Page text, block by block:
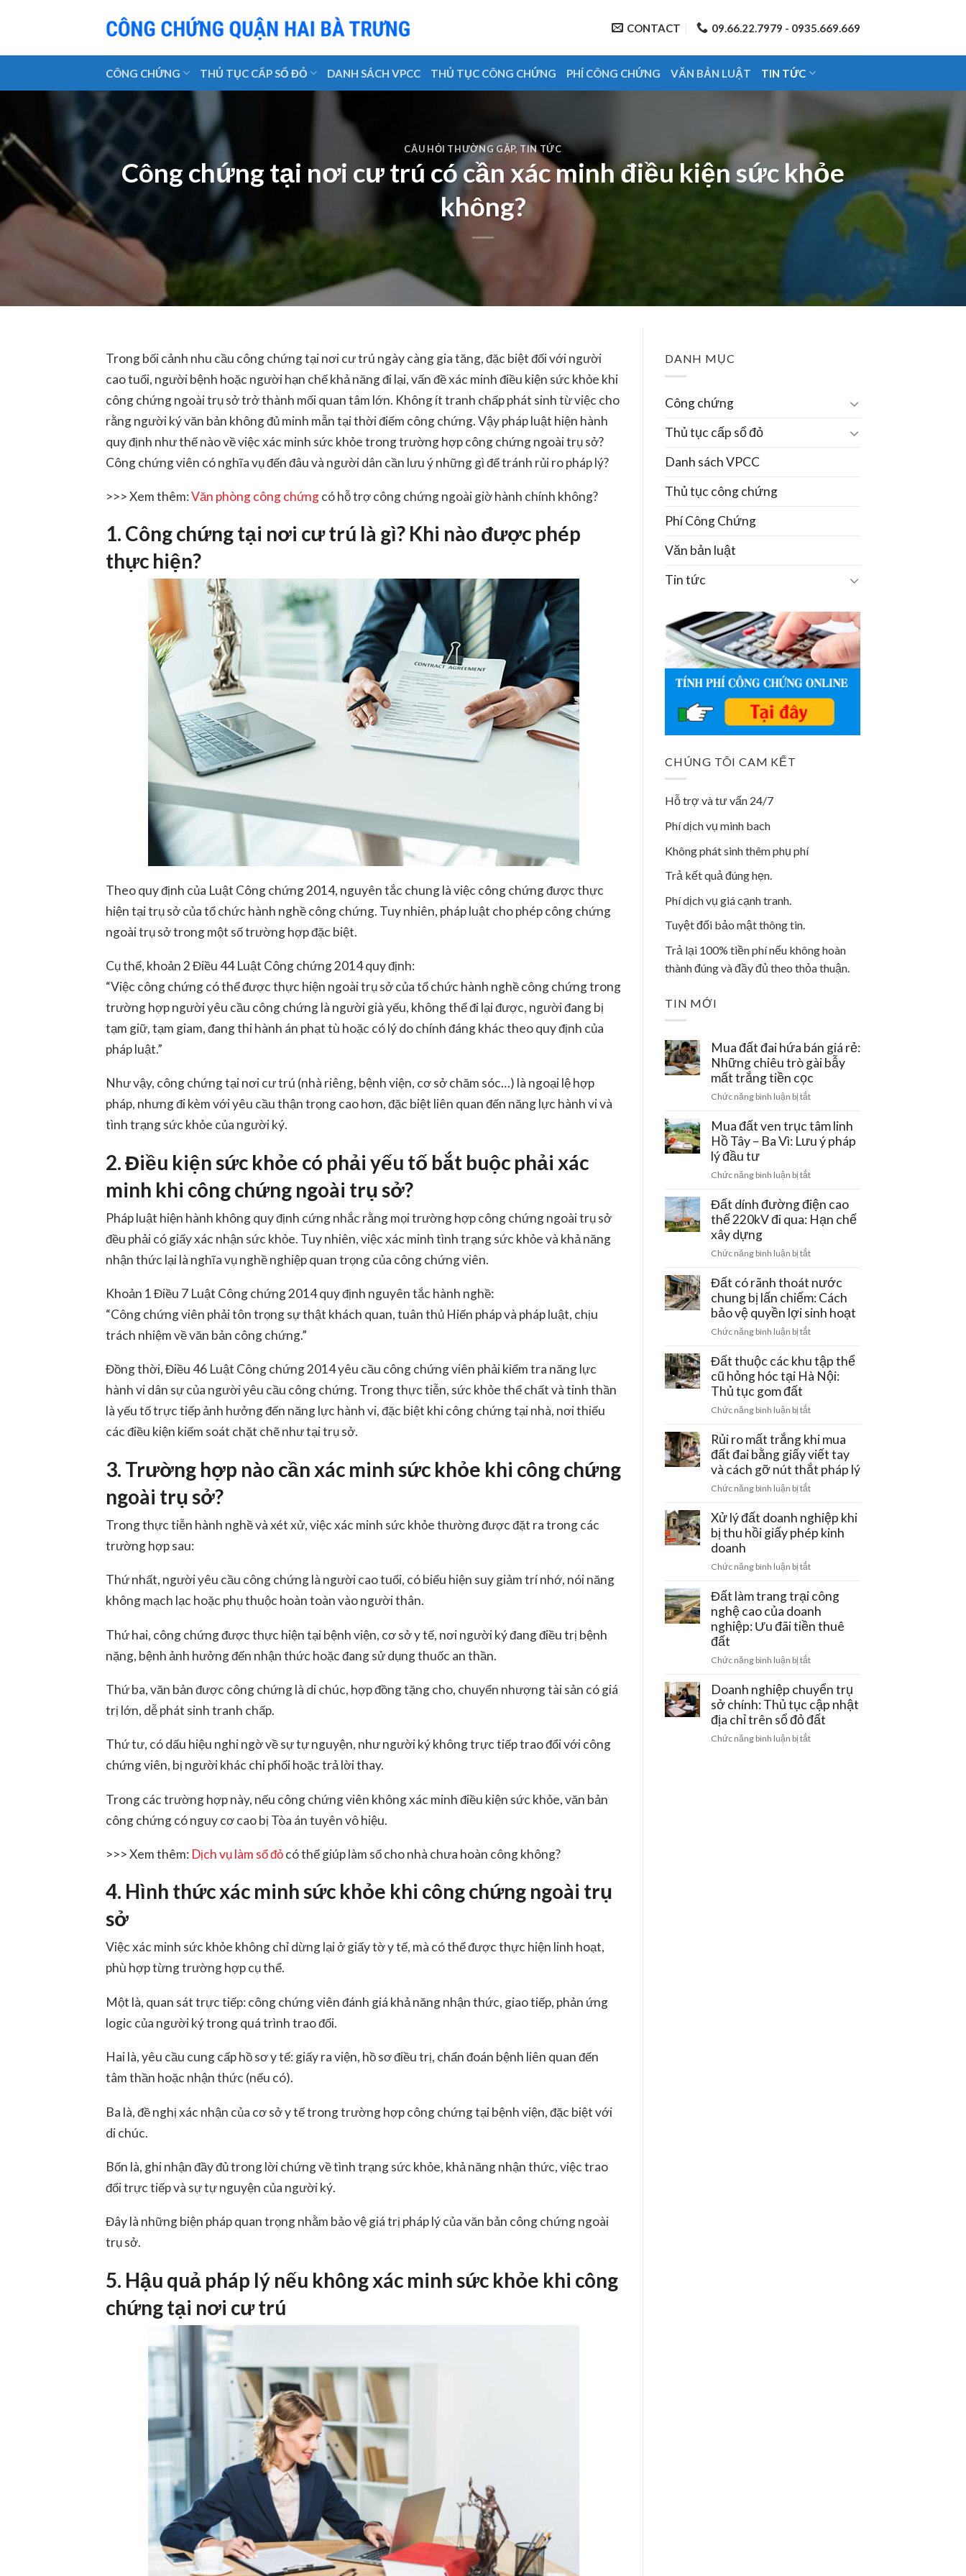
CONTACT 09.66.22.7979 - 0935.669.669
CÔNG CHỨNG THỦ TỤC CẤP SỔ ĐỎ DANH SÁCH VPCC THỦ TỤC CÔNG CHỨNG PHÍ CÔNG CHỨNG VĂN BẢN LUẬT TIN TỨC
CÂU HỎI THƯỜNG GẶP, TIN TỨC
Công chứng tại nơi cư trú có cần xác minh điều kiện sức khỏe
không?
Trong bối cảnh nhu cầu công chứng tại nơi cư trú ngày càng gia tăng, đặc biệt đối với người
cao tuổi, người bệnh hoặc người hạn chế khả năng đi lại, vấn đề xác minh điều kiện sức khỏe khi
công chứng ngoài trụ sở trở thành mối quan tâm lớn. Không ít tranh chấp phát sinh từ việc cho
rằng người ký văn bản không đủ minh mẫn tại thời điểm công chứng. Vậy pháp luật hiện hành
quy định như thế nào về việc xác minh sức khỏe trong trường hợp công chứng ngoài trụ sở?
Công chứng viên có nghĩa vụ đến đâu và người dân cần lưu ý những gì để tránh rủi ro pháp lý?
>>> Xem thêm:Văn phòng công chứngcó hỗ trợ công chứng ngoài giờ hành chính không?
1. Công chứng tại nơi cư trú là gì? Khi nào được phép
thực hiện?
Theo quy định của Luật Công chứng 2014, nguyên tắc chung là việc công chứng được thực
hiện tại trụ sở của tổ chức hành nghề công chứng. Tuy nhiên, pháp luật cho phép công chứng
ngoài trụ sở trong một số trường hợp đặc biệt.
Cụ thể, khoản 2 Điều 44 Luật Công chứng 2014 quy định:
“Việc công chứng có thể được thực hiện ngoài trụ sở của tổ chức hành nghề công chứng trong
trường hợp người yêu cầu công chứng là người già yếu, không thể đi lại được, người đang bị
tạm giữ, tạm giam, đang thi hành án phạt tù hoặc có lý do chính đáng khác theo quy định của
pháp luật.”
Như vậy, công chứng tại nơi cư trú (nhà riêng, bệnh viện, cơ sở chăm sóc…) là ngoại lệ hợp
pháp, nhưng đi kèm với yêu cầu thận trọng cao hơn, đặc biệt liên quan đến năng lực hành vi và
tình trạng sức khỏe của người ký.
2. Điều kiện sức khỏe có phải yếu tố bắt buộc phải xác
minh khi công chứng ngoài trụ sở?
Pháp luật hiện hành không quy định cứng nhắc rằng mọi trường hợp công chứng ngoài trụ sở
đều phải có giấy xác nhận sức khỏe. Tuy nhiên, việc xác minh tình trạng sức khỏe và khả năng
nhận thức lại là nghĩa vụ nghề nghiệp quan trọng của công chứng viên.
Khoản 1 Điều 7 Luật Công chứng 2014 quy định nguyên tắc hành nghề:
“Công chứng viên phải tôn trọng sự thật khách quan, tuân thủ Hiến pháp và pháp luật, chịu
trách nhiệm về văn bản công chứng.”
Đồng thời, Điều 46 Luật Công chứng 2014 yêu cầu công chứng viên phải kiểm tra năng lực
hành vi dân sự của người yêu cầu công chứng. Trong thực tiễn, sức khỏe thể chất và tinh thần
là yếu tố trực tiếp ảnh hưởng đến năng lực hành vi, đặc biệt khi công chứng tại nhà, nơi thiếu
các điều kiện kiểm soát chặt chẽ như tại trụ sở.
3. Trường hợp nào cần xác minh sức khỏe khi công chứng
ngoài trụ sở?
Trong thực tiễn hành nghề và xét xử, việc xác minh sức khỏe thường được đặt ra trong các
trường hợp sau:
Thứ nhất, người yêu cầu công chứng là người cao tuổi, có biểu hiện suy giảm trí nhớ, nói năng
không mạch lạc hoặc phụ thuộc hoàn toàn vào người thân.
Thứ hai, công chứng được thực hiện tại bệnh viện, cơ sở y tế, nơi người ký đang điều trị bệnh
nặng, bệnh ảnh hưởng đến nhận thức hoặc đang sử dụng thuốc an thần.
Thứ ba, văn bản được công chứng là di chúc, hợp đồng tặng cho, chuyển nhượng tài sản có giá
trị lớn, dễ phát sinh tranh chấp.
Thứ tư, có dấu hiệu nghi ngờ về sự tự nguyện, như người ký không trực tiếp trao đổi với công
chứng viên, bị người khác chi phối hoặc trả lời thay.
Trong các trường hợp này, nếu công chứng viên không xác minh điều kiện sức khỏe, văn bản
công chứng có nguy cơ cao bị Tòa án tuyên vô hiệu.
>>> Xem thêm: Dịch vụ làm sổ đỏcó thể giúp làm sổ cho nhà chưa hoàn công không?
4. Hình thức xác minh sức khỏe khi công chứng ngoài trụ
sở
Việc xác minh sức khỏe không chỉ dừng lại ở giấy tờ y tế, mà có thể được thực hiện linh hoạt,
phù hợp từng trường hợp cụ thể.
Một là, quan sát trực tiếp: công chứng viên đánh giá khả năng nhận thức, giao tiếp, phản ứng
logic của người ký trong quá trình trao đổi.
Hai là, yêu cầu cung cấp hồ sơ y tế: giấy ra viện, hồ sơ điều trị, chẩn đoán bệnh liên quan đến
tâm thần hoặc nhận thức (nếu có).
Ba là, đề nghị xác nhận của cơ sở y tế trong trường hợp công chứng tại bệnh viện, đặc biệt với
di chúc.
Bốn là, ghi nhận đầy đủ trong lời chứng về tình trạng sức khỏe, khả năng nhận thức, việc trao
đổi trực tiếp và sự tự nguyện của người ký.
Đây là những biện pháp quan trọng nhằm bảo vệ giá trị pháp lý của văn bản công chứng ngoài
trụ sở.
5. Hậu quả pháp lý nếu không xác minh sức khỏe khi công
chứng tại nơi cư trú
DANH MỤC
Công chứng
Thủ tục cấp sổ đỏ
Danh sách VPCC
Thủ tục công chứng
Phí Công Chứng
Văn bản luật
Tin tức
CHÚNG TÔI CAM KẾT
Hỗ trợ và tư vấn 24/7
Phí dịch vụ minh bach
Không phát sinh thêm phụ phí
Trả kết quả đúng hẹn.
Phí dịch vụ giá cạnh tranh.
Tuyệt đối bảo mật thông tin.
Trả lại 100% tiền phí nếu không hoàn
thành đúng và đầy đủ theo thỏa thuận.
TIN MỚI
Mua đất đai hứa bán giá rẻ:
Những chiêu trò gài bẫy
mất trắng tiền cọc
Chức năng bình luận bị tắtở
đất
đai
hứa
giá
Những
chiêu
bẫy
trắng
tiền
cọc
Mua đất ven trục tâm linh
Hồ Tây – Ba Vì: Lưu ý pháp
lý đầu tư
Chức năng bình luận bị tắtở
đất
ven
trục
linh
Tây
–
Ba
Lưu
pháp
lý
tư
Đất dính đường điện cao
thế 220kV đi qua: Hạn chế
xây dựng
Chức năng bình luận bị tắtở
dính
đường
điện
cao
thế
đi
qua:
xây
Đất có rãnh thoát nước
chung bị lấn chiếm: Cách
bảo vệ quyền lợi sinh hoạt
Chức năng bình luận bị tắtở
có
rãnh
thoát
chung
lấn
chiếm:
Cách
vệ
lợi
sinh
Đất thuộc các khu tập thể
cũ hỏng hóc tại Hà Nội:
Thủ tục gom đất
Chức năng bình luận bị tắtở
thuộc
các
khu
tập
thể
hỏng
hóc
Nội:
tục
gom
đất
Rủi ro mất trắng khi mua
đất đai bằng giấy viết tay
và cách gỡ nút thắt pháp lý
Chức năng bình luận bị tắtở
ro
mất
trắng
mua
đai
bằng
giấy
và
gỡ
nút
thắt
Xử lý đất doanh nghiệp khi
bị thu hồi giấy phép kinh
doanh
Chức năng bình luận bị tắtở
lý
đất
doanh
nghiệp
bị
hồi
giấy
phép
doanh
Đất làm trang trại công
nghệ cao của doanh
nghiệp: Ưu đãi tiền thuê
đất
Chức năng bình luận bị tắtở
làm
trang
trại
công
nghệ
Doanh nghiệp chuyển trụ
sở chính: Thủ tục cập nhật
địa chỉ trên sổ đỏ đất
Chức năng bình luận bị tắtở